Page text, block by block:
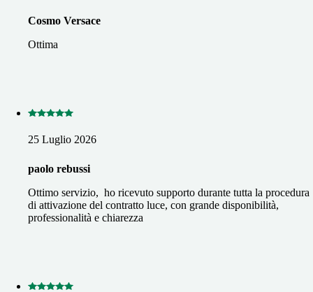
Cosmo Versace
Ottima
25 Luglio 2026
paolo rebussi
Ottimo servizio, ho ricevuto supporto durante tutta la procedura
di attivazione del contratto luce, con grande disponibilità,
professionalità e chiarezza